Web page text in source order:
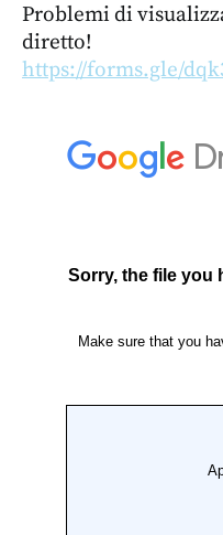
Problemi di
diretto!
https://forms.gle/